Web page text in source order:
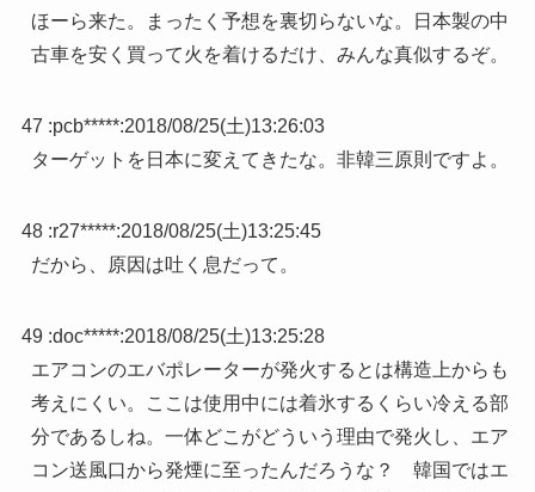
ほーら来た。まったく予想を裏切らないな。日本製の中
古車を安く買って火を着けるだけ、みんな真似するぞ。
47 :pcb*****:2018/08/25(土)13:26:03
ターゲットを日本に変えてきたな。非韓三原則ですよ。
48 :r27*****:2018/08/25(土)13:25:45
だから、原因は吐く息だって。
49 :doc*****:2018/08/25(土)13:25:28
エアコンのエバポレーターが発火するとは構造上からも
考えにくい。ここは使用中には着氷するくらい冷える部
分であるしね。一体どこがどういう理由で発火し、エア
コン送風口から発煙に至ったんだろうな？ 韓国ではエ